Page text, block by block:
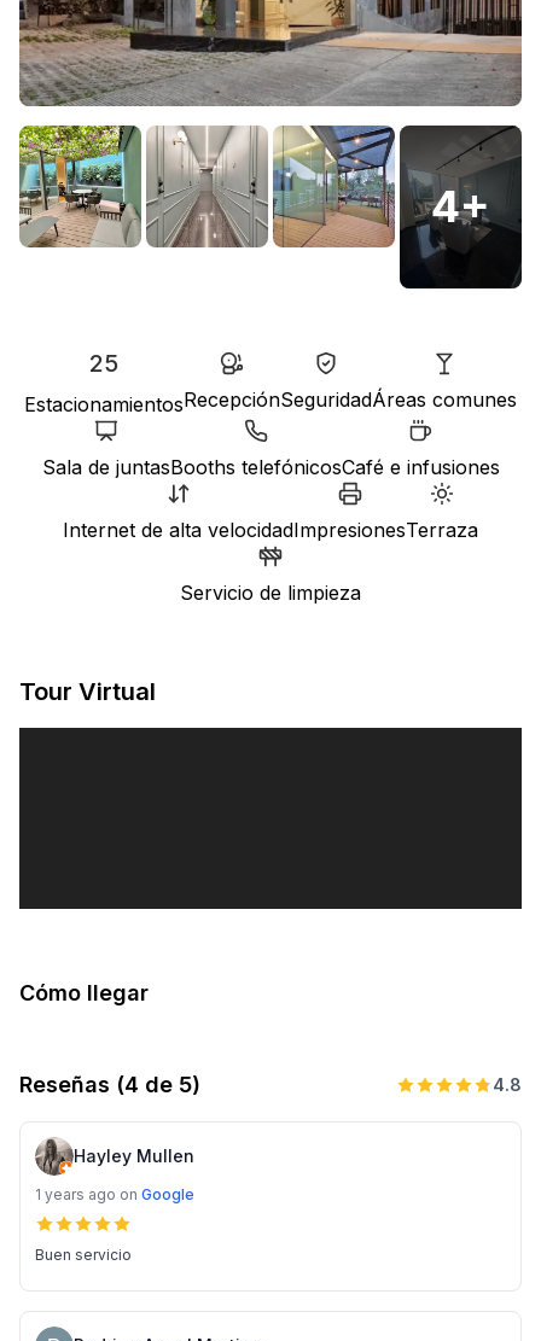
4+
25
EstacionamientosRecepciónSeguridadÁreas comunes
Sala de juntasBooths telefónicosCafé e infusiones
Internet de alta velocidadImpresionesTerraza
Servicio de limpieza
Tour Virtual
Cómo llegar
Reseñas (4 de 5) 4.8
Hayley Mullen
1 years ago on Google
Buen servicio